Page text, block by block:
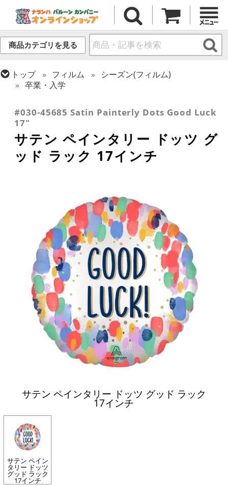
商品カテゴリを見る
トップ フィルム
シーズン(フィルム)
卒業・入学
#030-45685 Satin Painterly Dots Good Luck
17"
サテン ペインタリー ドッツ グ
ッド ラック 17インチ
サテン ペインタリー ドッツ グッド ラック
17インチ
サテン ペイン
タリー ドッツ
グッド ラック
17インチ